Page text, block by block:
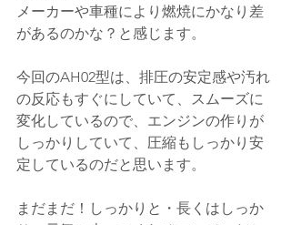
メーカーや車種により燃焼にかなり差
があるのかな？と感じます。
今回のAH02型は、排圧の安定感や汚れ
の反応もすぐにしていて、スムーズに
変化しているので、エンジンの作りが
しっかりしていて、圧縮もしっかり安
定しているのだと思います。
まだまだ！しっかりと・長くはしっか